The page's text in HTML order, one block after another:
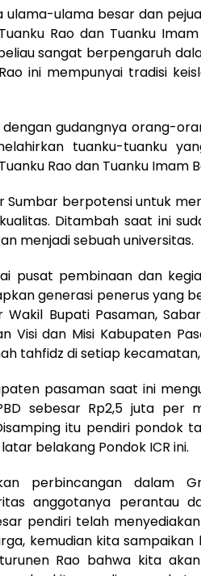
ulama-ulama besar dan
Rao dan Tuanku
sangat berpengaruh
ini mempunyai tradisi
gudangnya orang-
tuanku-tuanku
Rao dan Tuanku Imam
Sumbar berpotensi untuk
Ditambah saat ini
menjadi sebuah universitas.
pusat pembinaan dan
generasi penerus yang
Bupati Pasaman,
Visi dan Misi Kabupaten
tahfidz di setiap
pasaman saat ini
sebesar Rp2,5 juta per
itu pendiri pondok
belakang Pondok ICR ini.
perbincangan dalam
anggotanya perantau
pendiri telah
kemudian kita
Rao bahwa kita